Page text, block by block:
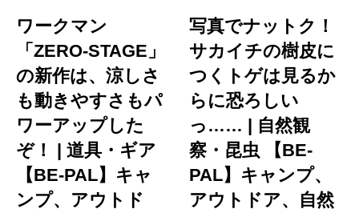
ワークマン
「ZERO-STAGE」
の新作は、涼しさ
も動きやすさもパ
ワーアップした
ぞ！ | 道具・ギア
【BE-PAL】キャ
ンプ、アウトド
写真でナットク！
サカイチの樹皮に
つくトゲは見るか
らに恐ろしい
っ…… | 自然観
察・昆虫 【BE-
PAL】キャンプ、
アウトドア、自然